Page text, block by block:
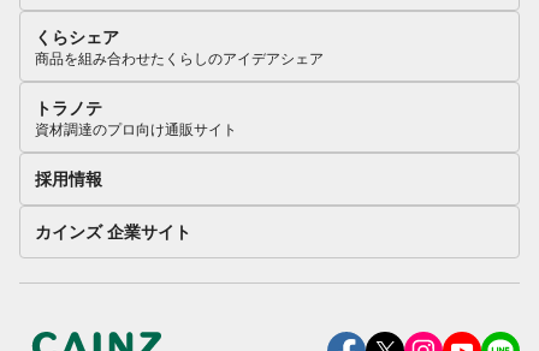
くらシェア
商品を組み合わせたくらしのアイデアシェア
トラノテ
資材調達のプロ向け通販サイト
採用情報
カインズ 企業サイト